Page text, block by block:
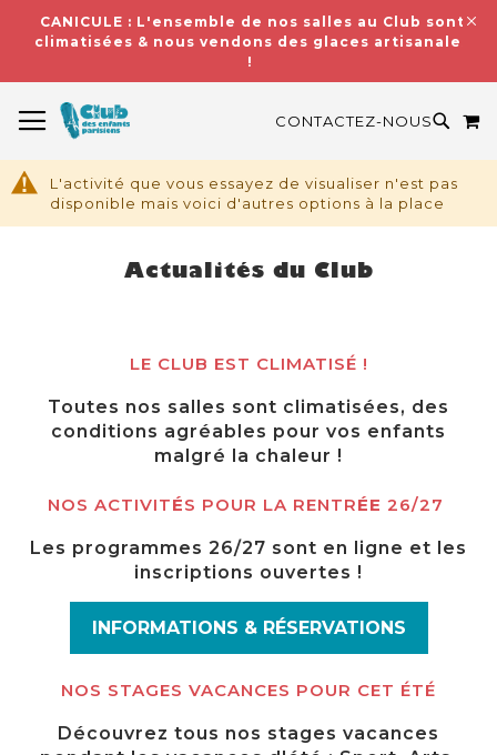
CANICULE : L'ensemble de nos salles au Club sont
climatisées & nous vendons des glaces artisanales
!
CONTACTEZ-NOUS
L'activité que vous essayez de visualiser n'est pas
disponible mais voici d'autres options à la place
Actualités du Club
LE CLUB EST CLIMATISÉ !
Toutes nos salles sont climatisées, des
conditions agréables pour vos enfants
malgré la chaleur !
NOS ACTIVITÉS POUR LA RENTRÉE 26/27
Les programmes 26/27 sont en ligne et les
inscriptions ouvertes !
INFORMATIONS & RÉSERVATIONS
NOS STAGES VACANCES POUR CET ÉTÉ
Découvrez tous nos stages vacances